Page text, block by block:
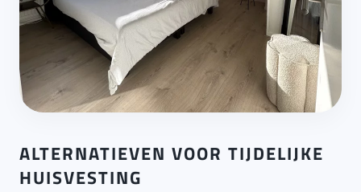
ALTERNATIEVEN VOOR TIJDELIJKE
HUISVESTING